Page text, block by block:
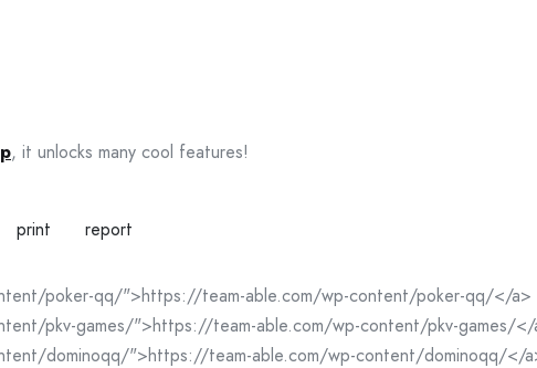
, it unlocks many cool features!
print
report
poker-qq/">https://team-able.com/wp-content/poker-qq/</a>
pkv-games/">https://team-able.com/wp-content/pkv-games/</
dominoqq/">https://team-able.com/wp-content/dominoqq/</